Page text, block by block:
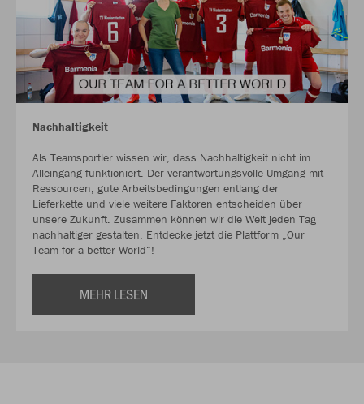
Nachhaltigkeit
Als Teamsportler wissen wir, dass Nachhaltigkeit nicht im
Alleingang funktioniert. Der verantwortungsvolle Umgang mit
Ressourcen, gute Arbeitsbedingungen entlang der
Lieferkette und viele weitere Faktoren entscheiden über
unsere Zukunft. Zusammen können wir die Welt jeden Tag
nachhaltiger gestalten. Entdecke jetzt die Plattform „Our
Team for a better World“!
MEHR LESEN